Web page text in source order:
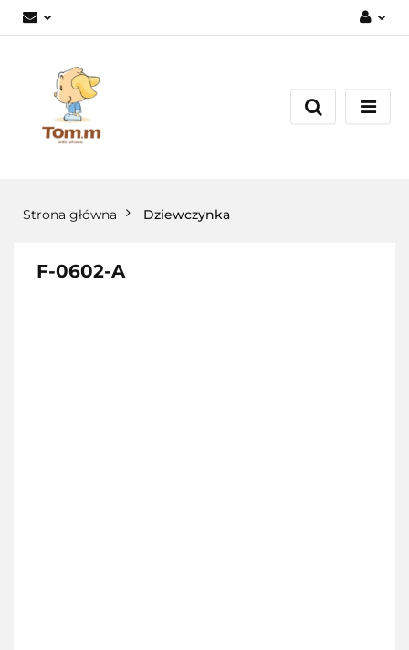
Załóż konto
Dodaj zgłoszenie
Strona główna Dziewczynka
F-0602-A